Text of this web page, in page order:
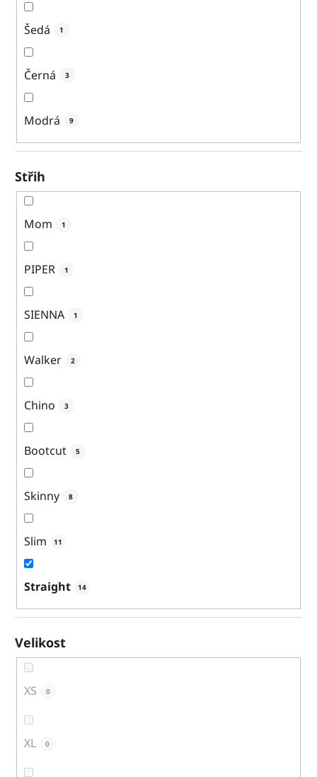
Šedá 1
Černá 3
Modrá 9
Střih
Mom 1
PIPER 1
SIENNA 1
Walker 2
Chino 3
Bootcut 5
Skinny 8
Slim 11
Straight 14
Velikost
XS 0
XL 0